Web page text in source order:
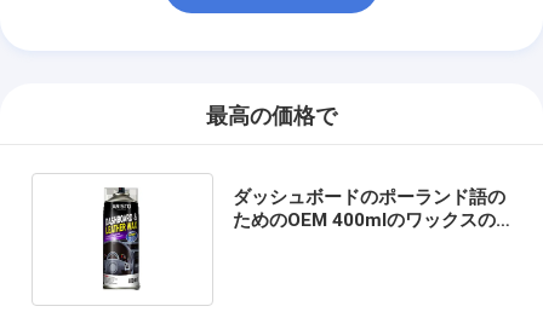
最高の価格で
ダッシュボードのポーランド語の
ためのOEM 400mlのワックスの